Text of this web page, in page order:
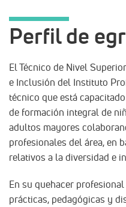
Perfil de
El Técnico de Nivel
e Inclusión del Instituto
técnico que está
de formación integral de
adultos mayores
profesionales del área, en
relativos a la diversidad e
En su quehacer
prácticas, pedagógicas y